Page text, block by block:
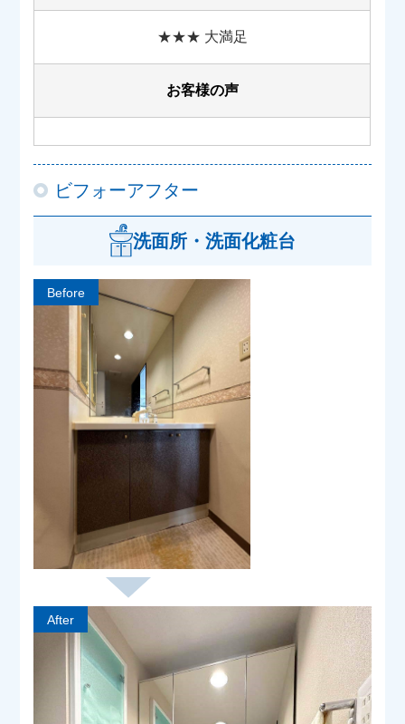
★★★ 大満足
お客様の声
ビフォーアフター
洗面所・洗面化粧台
Before
After